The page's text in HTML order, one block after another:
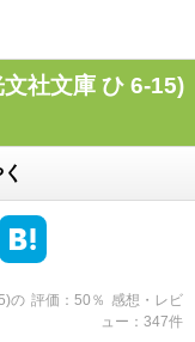
社文庫 ひ 6-15)
の 評価 50 ％ 感想・レビ
ュー
347件